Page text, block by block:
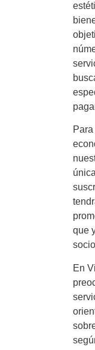
que
En